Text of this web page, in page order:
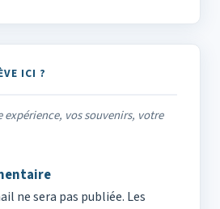
ICI ?
expérience, vos souvenirs, votre
ne sera pas publiée. Les